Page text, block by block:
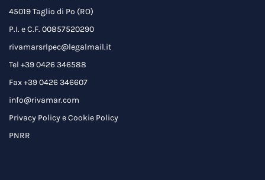
45019 Taglio di Po (RO)
P.I. e C.F. 00857520290
rivamarsrlpec@legalmail.it
Tel +39 0426 346588
Fax +39 0426 346607
info@rivamar.com
Privacy PolicyeCookie Policy
PNRR